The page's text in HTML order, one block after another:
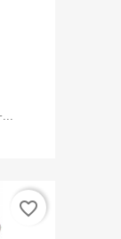
favorite_border